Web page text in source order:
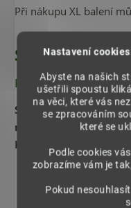
Nastavení
Abyste na našich
ušetřili spoustu
na věci, které vás
se zpracováním
které se
Podle cookies
zobrazíme vám je
Pokud
Při nákupu XL balení
Složení
Rostlinná směs v
Složení:50% rozemletá
nápojné
- Guaranya
Kotvičníku zemního